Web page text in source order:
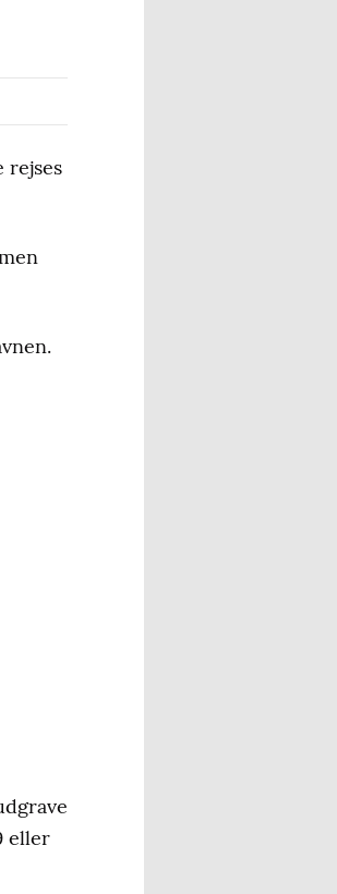
rejses
eller